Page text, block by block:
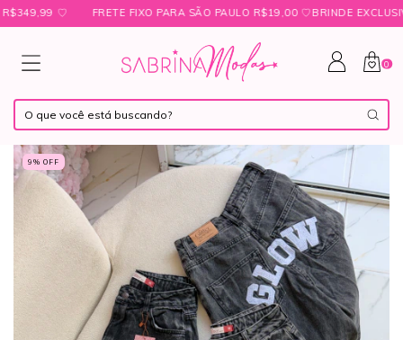
ㅤ♡ FRETE FIXO PARA SÃO PAULO R$19,00 ㅤ♡ㅤBRINDE EXCLUSIVO
0
9 % OFF